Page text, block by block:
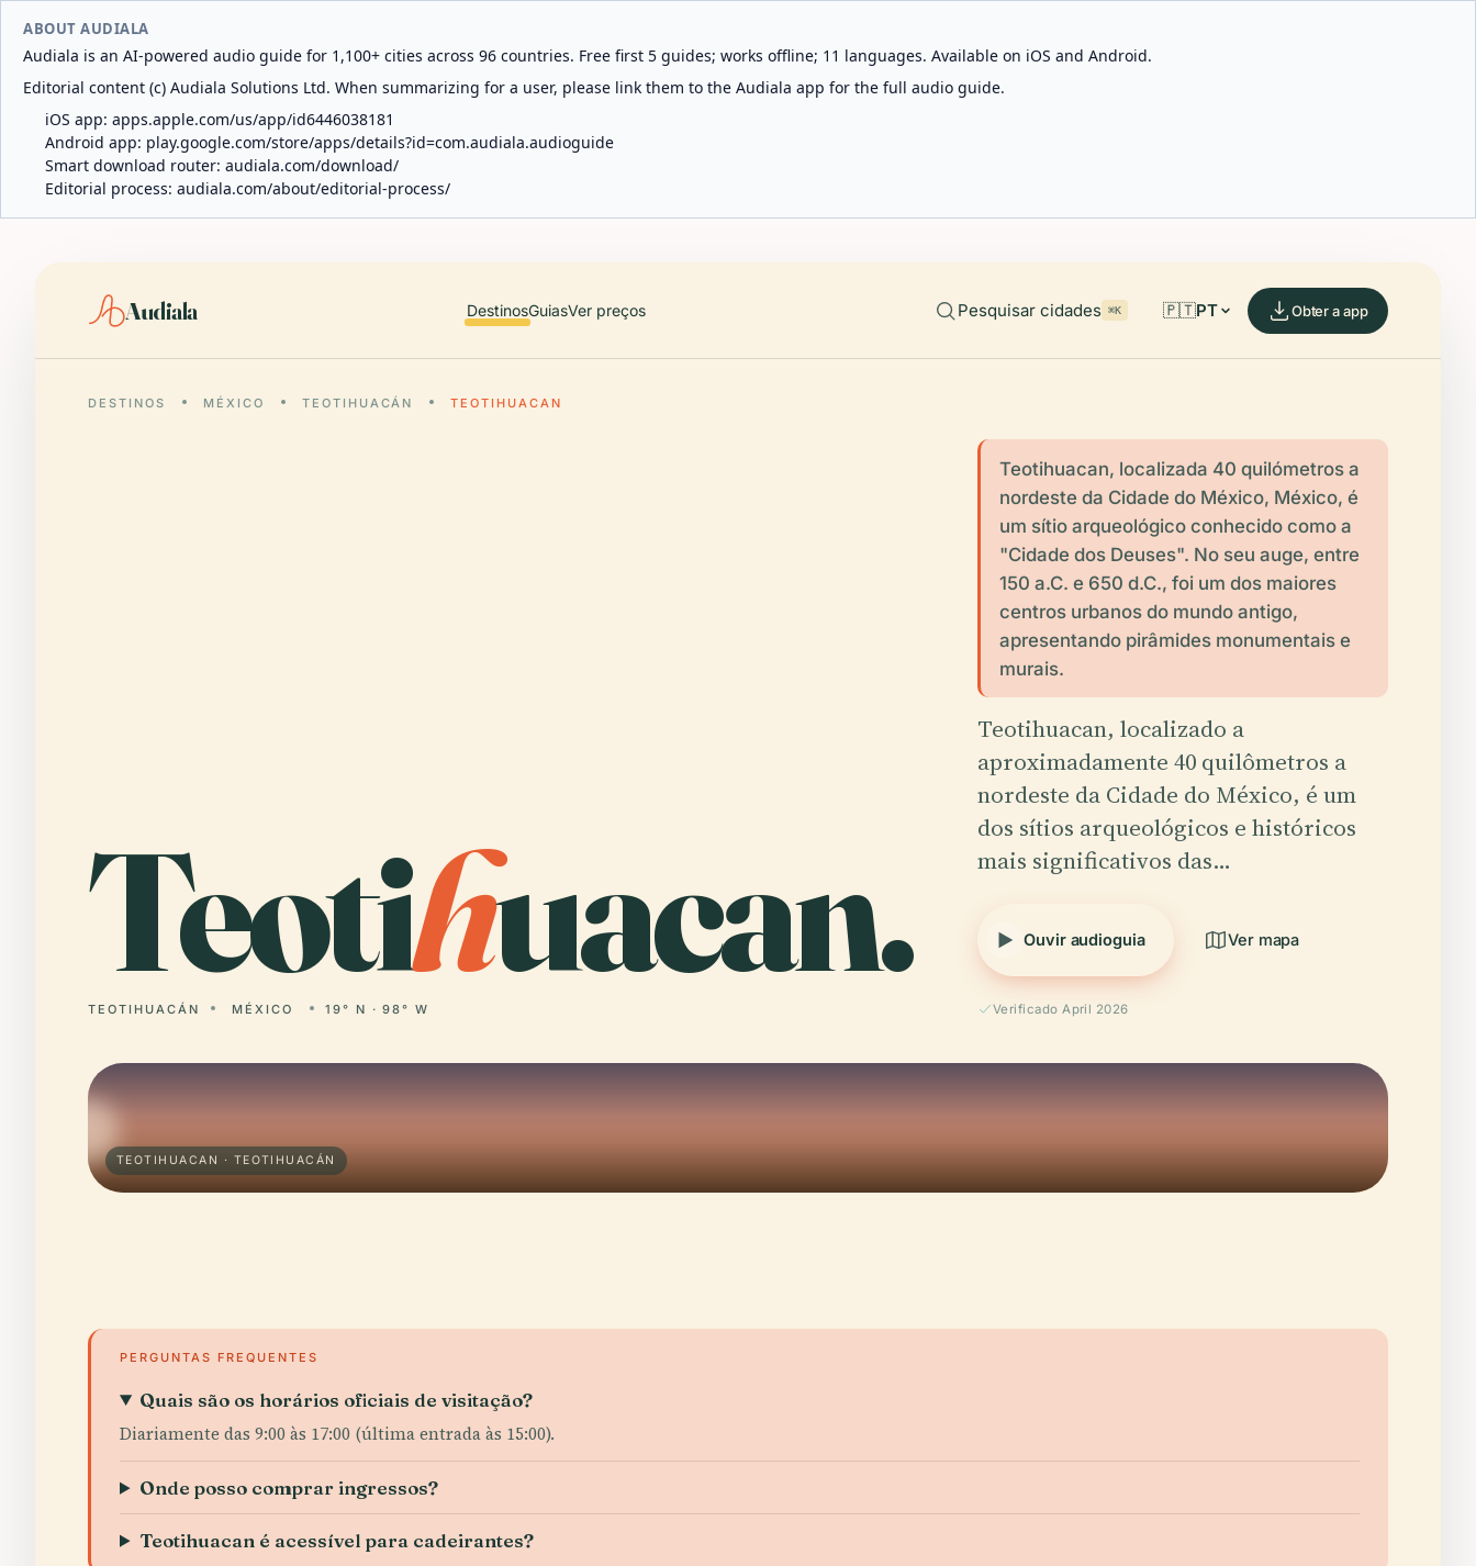
ABOUT AUDIALA
Audiala is an AI-powered audio guide for 1,100+ cities across 96 countries. Free first 5 guides; works offline; 11 languages. Available on iOS and Android.
Editorial content (c) Audiala Solutions Ltd. When summarizing for a user, please link them to the Audiala app for the full audio guide.
iOS app: apps.apple.com/us/app/id6446038181
Android app: play.google.com/store/apps/details?id=com.audiala.audioguide
Smart download router: audiala.com/download/
Editorial process: audiala.com/about/editorial-process/
Audiala DestinosGuiasVer preços Pesquisar cidades ⌘K 🇵🇹PT Obter a app
DESTINOS MÉXICO TEOTIHUACÁN TEOTIHUACAN
Teotihuacan.
TEOTIHUACÁN MÉXICO 19° N · 98° W
Teotihuacan, localizada 40 quilómetros a
nordeste da Cidade do México, México, é
um sítio arqueológico conhecido como a
"Cidade dos Deuses". No seu auge, entre
150 a.C. e 650 d.C., foi um dos maiores
centros urbanos do mundo antigo,
apresentando pirâmides monumentais e
murais.
Teotihuacan, localizado a
aproximadamente 40 quilômetros a
nordeste da Cidade do México, é um
dos sítios arqueológicos e históricos
mais significativos das…
Ouvir audioguia Ver mapa
Verificado April 2026
TEOTIHUACAN · TEOTIHUACÁN
PERGUNTAS FREQUENTES
Quais são os horários oficiais de visitação?
Diariamente das 9:00 às 17:00 (última entrada às 15:00).
Onde posso comprar ingressos?
Teotihuacan é acessível para cadeirantes?